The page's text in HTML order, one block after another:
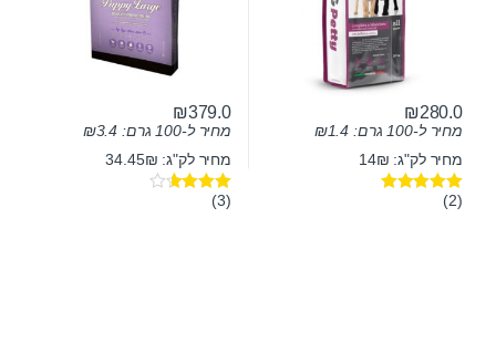
₪280.0
מחיר ל-100 גרם: ₪1.4
מחיר לק"ג: 14₪
דורג(2)
₪379.0
מחיר ל-100 גרם: ₪3.4
מחיר לק"ג: 34.45₪
דורג(3)